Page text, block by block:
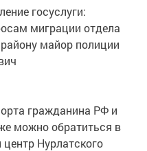
госуслуги:
миграции отдела
майор полиции
гражданина РФ и
можно обратиться в
Нурлатского